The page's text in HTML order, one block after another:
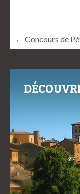
← Concours de